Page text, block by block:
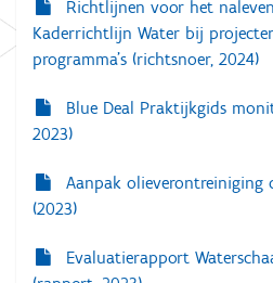
e
a
e
v
a
d
e
a
b
e
Richtlijnen voor het
Kaderrichtlijn Water bij
programma’s (richtsnoer, 2024)
Blue Deal Praktijkgids
2023)
Aanpak
(2023)
Evaluatierapport